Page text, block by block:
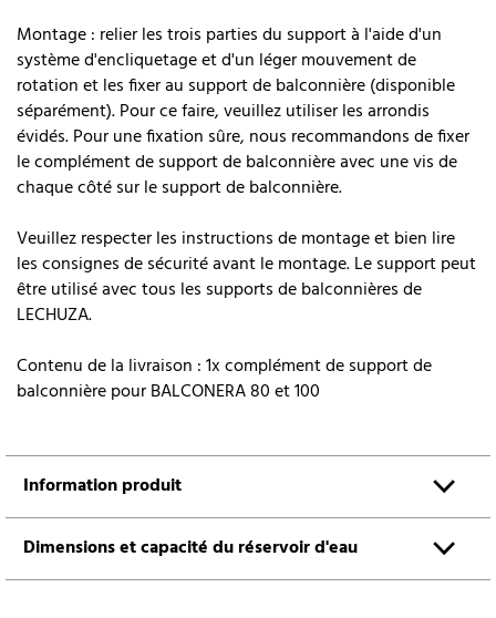
Montage : relier les trois parties du support à l'aide d'un
système d'encliquetage et d'un léger mouvement de
rotation et les fixer au support de balconnière (disponible
séparément). Pour ce faire, veuillez utiliser les arrondis
évidés. Pour une fixation sûre, nous recommandons de fixer
le complément de support de balconnière avec une vis de
chaque côté sur le support de balconnière.
Veuillez respecter les instructions de montage et bien lire
les consignes de sécurité avant le montage. Le support peut
être utilisé avec tous les supports de balconnières de
LECHUZA.
Contenu de la livraison : 1x complément de support de
balconnière pour BALCONERA 80 et 100
Information produit
Dimensions et capacité du réservoir d'eau